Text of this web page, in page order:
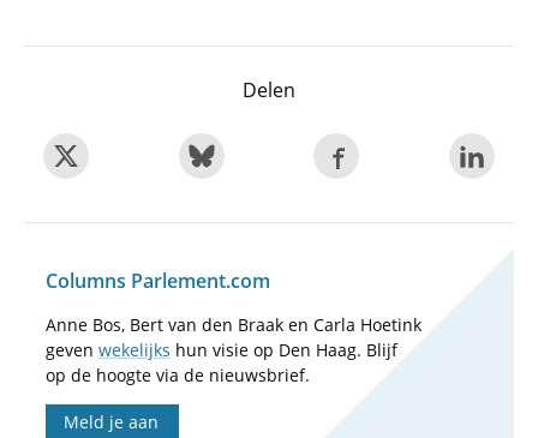
Delen
Columns Parlement.com
Anne Bos, Bert van den Braak en Carla Hoetink
geven wekelijks hun visie op Den Haag. Blijf
op de hoogte via de nieuwsbrief.
Meld je aan